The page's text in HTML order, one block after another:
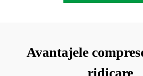
Avantajele
ridicare